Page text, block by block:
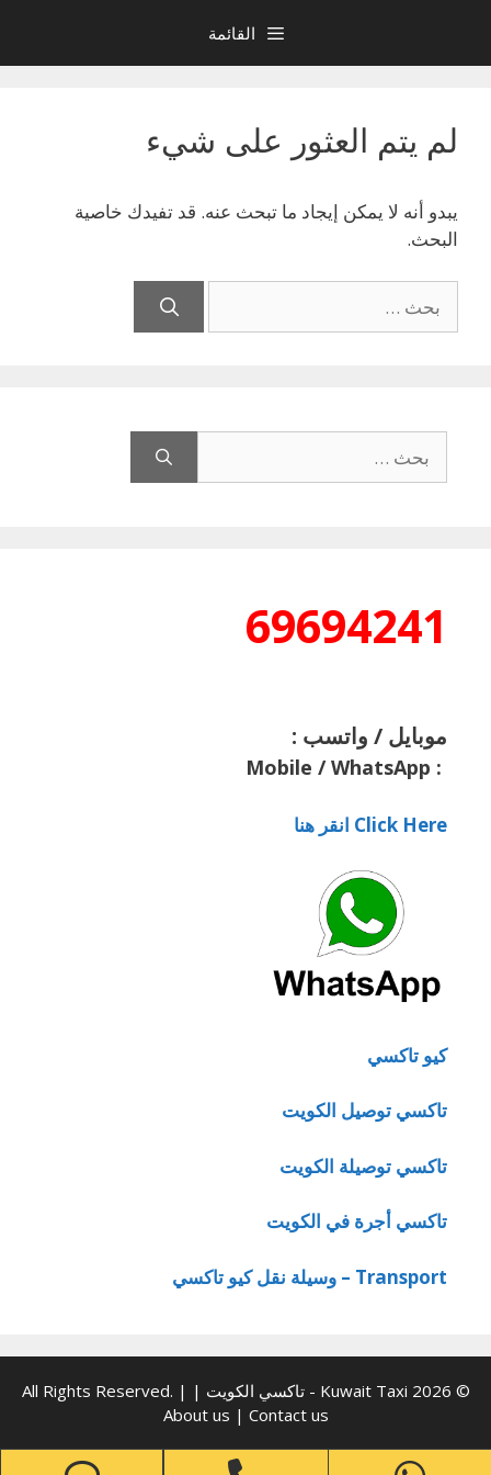
المحتوى
القائمة
لم يتم العثور على شيء
يبدو أنه لا يمكن إيجاد ما تبحث عنه. قد تفيدك خاصية
البحث.
عن:
عن:
69694241
موبايل / واتسب :
:
Mobile / WhatsApp
Click Here انقر هنا
كيو تاكسي
تاكسي توصيل الكويت
تاكسي توصيلة الكويت
تاكسي أجرة في الكويت
Transport – وسيلة نقل كيو تاكسي
© 2026 Kuwait Taxi - تاكسي الكويت | All Rights Reserved. |
About us | Contact us